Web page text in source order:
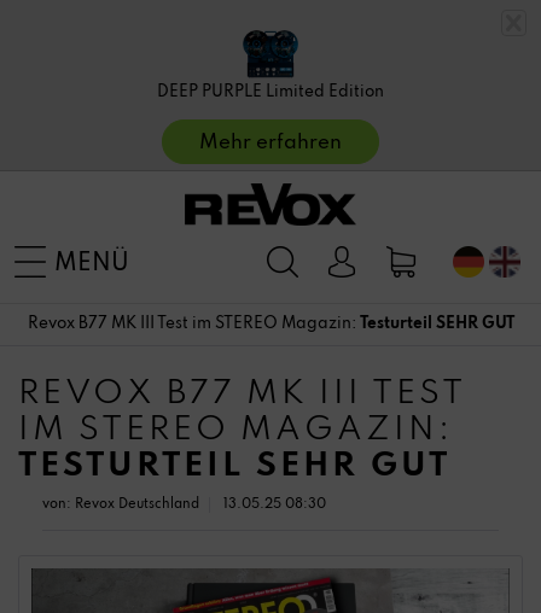
DEEP PURPLE Limited Edition
Mehr erfahren
MENÜ
Revox B77 MK III Test im STEREO Magazin: Testurteil SEHR GUT
REVOX B77 MK III TEST
IM STEREO MAGAZIN:
TESTURTEIL SEHR GUT
von: Revox Deutschland 13.05.25 08:30